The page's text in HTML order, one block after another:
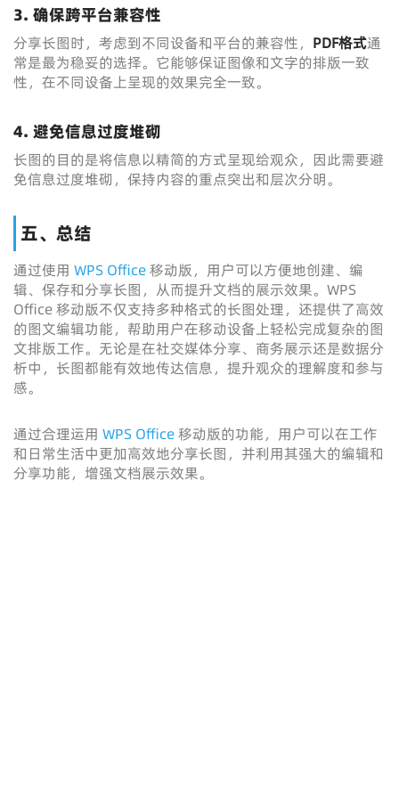
3. 确保跨平台兼容性
分享长图时，考虑到不同设备和平台的兼容性， PDF格式通
常是最为稳妥的选择。它能够保证图像和文字的排版一致
性，在不同设备上呈现的效果完全一致。
4. 避免信息过度堆砌
长图的目的是将信息以精简的方式呈现给观众，因此需要避
免信息过度堆砌，保持内容的重点突出和层次分明。
五、总结
通过使用 WPS Office移动版，用户可以方便地创建、编
辑、保存和分享长图，从而提升文档的展示效果。WPS
Office 移动版不仅支持多种格式的长图处理，还提供了高效
的图文编辑功能，帮助用户在移动设备上轻松完成复杂的图
文排版工作。无论是在社交媒体分享、商务展示还是数据分
析中，长图都能有效地传达信息，提升观众的理解度和参与
感。
通过合理运用 WPS Office移动版的功能，用户可以在工作
和日常生活中更加高效地分享长图，并利用其强大的编辑和
分享功能，增强文档展示效果。